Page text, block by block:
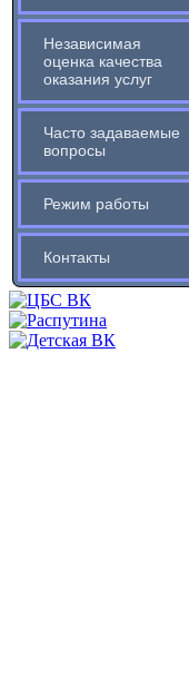
Независимая
оценка качества
оказания услуг
Часто задаваемые
вопросы
Режим работы
Контакты